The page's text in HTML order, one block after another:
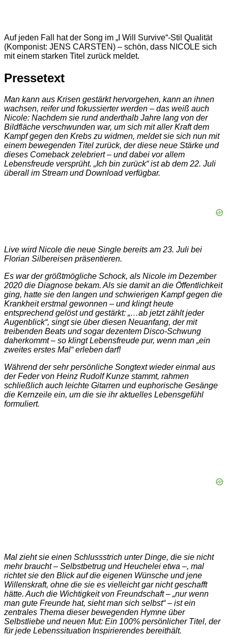
Auf jeden Fall hat der Song im „I Will Survive“-Stil Qualität
(Komponist: JENS CARSTEN) – schön, dass NICOLE sich
mit einem starken Titel zurück meldet.
Pressetext
Man kann aus Krisen gestärkt hervorgehen, kann an ihnen
wachsen, reifer und fokussierter werden – das weiß auch
Nicole: Nachdem sie rund anderthalb Jahre lang von der
Bildfläche verschwunden war, um sich mit aller Kraft dem
Kampf gegen den Krebs zu widmen, meldet sie sich nun mit
einem bewegenden Titel zurück, der diese neue Stärke und
dieses Comeback zelebriert – und dabei vor allem
Lebensfreude versprüht. „Ich bin zurück“ ist ab dem 22. Juli
überall im Stream und Download verfügbar.
Live wird Nicole die neue Single bereits am 23. Juli bei
Florian Silbereisen präsentieren.
Es war der größtmögliche Schock, als Nicole im Dezember
2020 die Diagnose bekam. Als sie damit an die Öffentlichkeit
ging, hatte sie den langen und schwierigen Kampf gegen die
Krankheit erstmal gewonnen – und klingt heute
entsprechend gelöst und gestärkt: „…ab jetzt zählt jeder
Augenblick“, singt sie über diesen Neuanfang, der mit
treibenden Beats und sogar dezentem Disco-Schwung
daherkommt – so klingt Lebensfreude pur, wenn man „ein
zweites erstes Mal“ erleben darf!
Während der sehr persönliche Songtext wieder einmal aus
der Feder von Heinz Rudolf Kunze stammt, rahmen
schließlich auch leichte Gitarren und euphorische Gesänge
die Kernzeile ein, um die sie ihr aktuelles Lebensgefühl
formuliert.
Mal zieht sie einen Schlussstrich unter Dinge, die sie nicht
mehr braucht – Selbstbetrug und Heuchelei etwa –, mal
richtet sie den Blick auf die eigenen Wünsche und jene
Willenskraft, ohne die sie es vielleicht gar nicht geschafft
hätte. Auch die Wichtigkeit von Freundschaft – „nur wenn
man gute Freunde hat, sieht man sich selbst“ – ist ein
zentrales Thema dieser bewegenden Hymne über
Selbstliebe und neuen Mut: Ein 100% persönlicher Titel, der
für jede Lebenssituation Inspirierendes bereithält.